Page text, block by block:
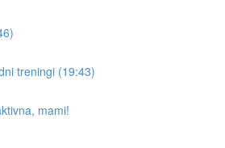
treningi (19:43)
mami!